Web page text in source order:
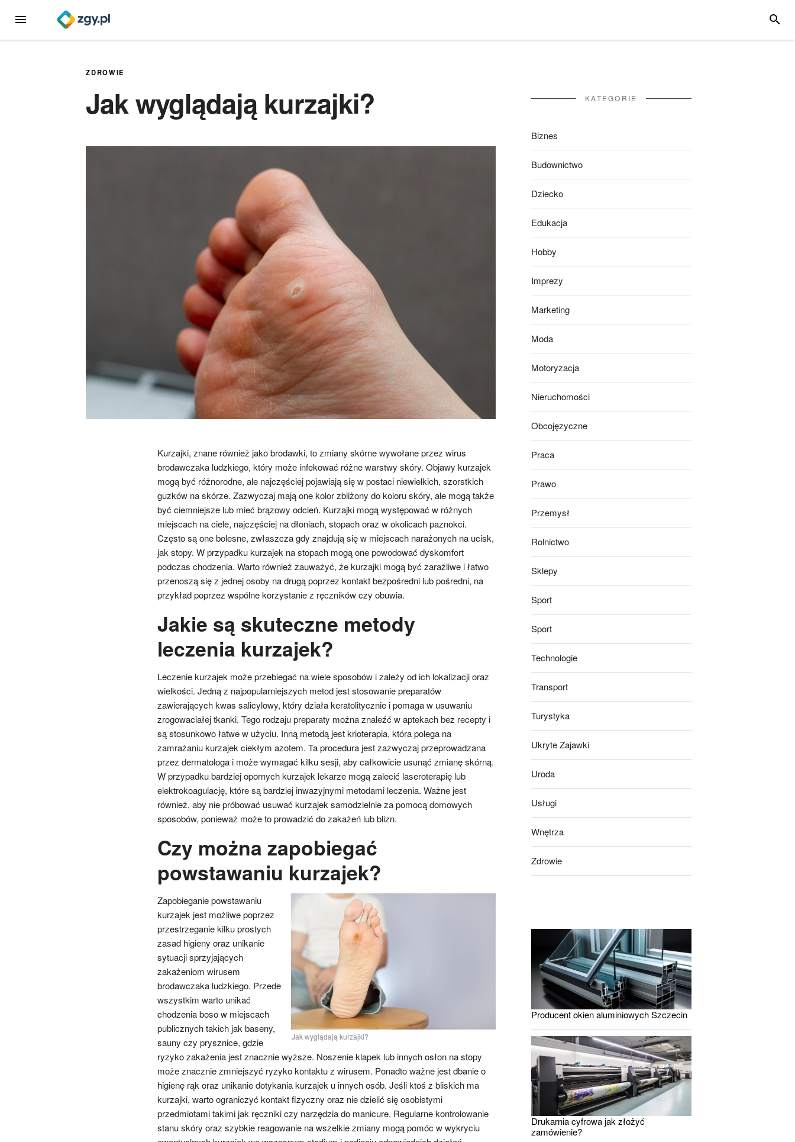
MENU
ZDROWIE
Jak wyglądają kurzajki?
Kurzajki, znane również jako brodawki, to zmiany skórne wywołane przez wirus
brodawczaka ludzkiego, który może infekować różne warstwy skóry. Objawy kurzajek
mogą być różnorodne, ale najczęściej pojawiają się w postaci niewielkich, szorstkich
guzków na skórze. Zazwyczaj mają one kolor zbliżony do koloru skóry, ale mogą także
być ciemniejsze lub mieć brązowy odcień. Kurzajki mogą występować w różnych
miejscach na ciele, najczęściej na dłoniach, stopach oraz w okolicach paznokci.
Często są one bolesne, zwłaszcza gdy znajdują się w miejscach narażonych na ucisk,
jak stopy. W przypadku kurzajek na stopach mogą one powodować dyskomfort
podczas chodzenia. Warto również zauważyć, że kurzajki mogą być zaraźliwe i łatwo
przenoszą się z jednej osoby na drugą poprzez kontakt bezpośredni lub pośredni, na
przykład poprzez wspólne korzystanie z ręczników czy obuwia.
Jakie są skuteczne metody
leczenia kurzajek?
Leczenie kurzajek może przebiegać na wiele sposobów i zależy od ich lokalizacji oraz
wielkości. Jedną z najpopularniejszych metod jest stosowanie preparatów
zawierających kwas salicylowy, który działa keratolitycznie i pomaga w usuwaniu
zrogowaciałej tkanki. Tego rodzaju preparaty można znaleźć w aptekach bez recepty i
są stosunkowo łatwe w użyciu. Inną metodą jest krioterapia, która polega na
zamrażaniu kurzajek ciekłym azotem. Ta procedura jest zazwyczaj przeprowadzana
przez dermatologa i może wymagać kilku sesji, aby całkowicie usunąć zmianę skórną.
W przypadku bardziej opornych kurzajek lekarze mogą zalecić laseroterapię lub
elektrokoagulację, które są bardziej inwazyjnymi metodami leczenia. Ważne jest
również, aby nie próbować usuwać kurzajek samodzielnie za pomocą domowych
sposobów, ponieważ może to prowadzić do zakażeń lub blizn.
Czy można zapobiegać
powstawaniu kurzajek?
Jak wyglądają kurzajki?
Zapobieganie powstawaniu
kurzajek jest możliwe poprzez
przestrzeganie kilku prostych
zasad higieny oraz unikanie
sytuacji sprzyjających
zakażeniom wirusem
brodawczaka ludzkiego. Przede
wszystkim warto unikać
chodzenia boso w miejscach
publicznych takich jak baseny,
sauny czy prysznice, gdzie
ryzyko zakażenia jest znacznie wyższe. Noszenie klapek lub innych osłon na stopy
może znacznie zmniejszyć ryzyko kontaktu z wirusem. Ponadto ważne jest dbanie o
higienę rąk oraz unikanie dotykania kurzajek u innych osób. Jeśli ktoś z bliskich ma
kurzajki, warto ograniczyć kontakt fizyczny oraz nie dzielić się osobistymi
przedmiotami takimi jak ręczniki czy narzędzia do manicure. Regularne kontrolowanie
stanu skóry oraz szybkie reagowanie na wszelkie zmiany mogą pomóc w wykryciu
KATEGORIE
Biznes
Budownictwo
Dziecko
Edukacja
Hobby
Imprezy
Marketing
Moda
Motoryzacja
Nieruchomości
Obcojęzyczne
Praca
Prawo
Przemysł
Rolnictwo
Sklepy
Sport
Sport
Technologie
Transport
Turystyka
Ukryte Zajawki
Uroda
Usługi
Wnętrza
Zdrowie
Producent okien aluminiowych Szczecin
Drukarnia cyfrowa jak złożyć
zamówienie?